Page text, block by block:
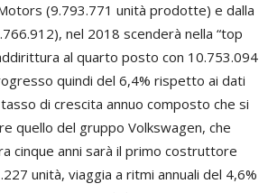
(9.793.771 unità prodotte) e dalla
nel 2018 scenderà nella “top
al quarto posto con 10.753.094
quindi del 6,4% rispetto ai dati
di crescita annuo composto che si
quello del gruppo Volkswagen, che
cinque anni sarà il primo costruttore
unità, viaggia a ritmi annuali del 4,6%